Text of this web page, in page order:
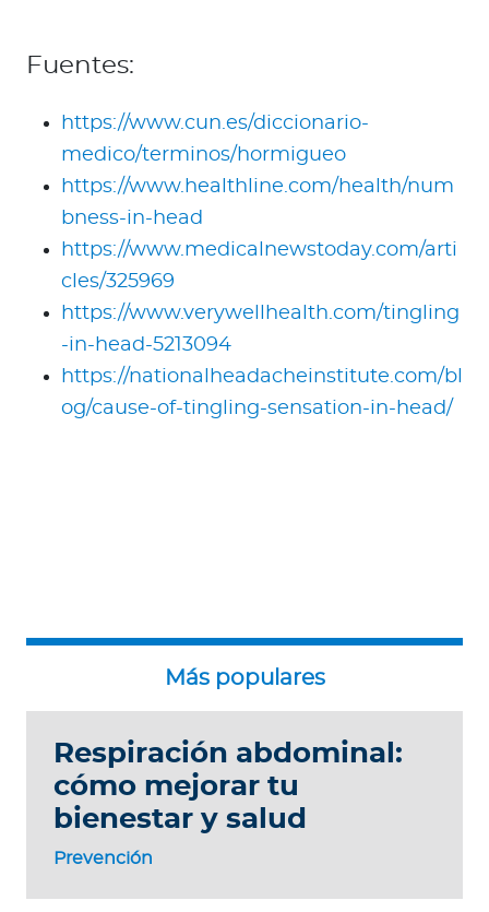
Fuentes:
https://www.cun.es/diccionario-
medico/terminos/hormigueo
https://www.healthline.com/health/num
bness-in-head
https://www.medicalnewstoday.com/arti
cles/325969
https://www.verywellhealth.com/tingling
-in-head-5213094
https://nationalheadacheinstitute.com/bl
og/cause-of-tingling-sensation-in-head/
Prevención
Respiración abdominal:
cómo mejorar tu
bienestar y salud